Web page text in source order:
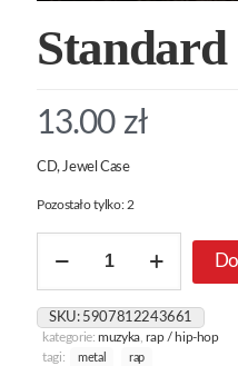
Standard
13.00 zł
CD, Jewel Case
Pozostało tylko: 2
Standard
SKU: 5907812243661
kategorie:muzyka,rap / hip-hop
tagi:
metal rap